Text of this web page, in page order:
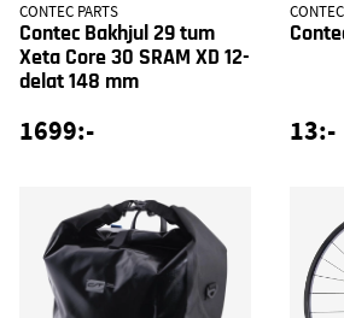
CONTEC PARTS
Contec Bakhjul 29 tum
Xeta Core 30 SRAM XD 12-
delat 148 mm
1699:- 13:-